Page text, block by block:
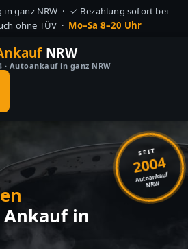
ganz NRW · ✓ Bezahlung sofort bei
ohne TÜV · Mo–Sa 8–20 Uhr
NRW
· Autoankauf in ganz NRW
SEIT
2004
Autoankauf
NRW
in